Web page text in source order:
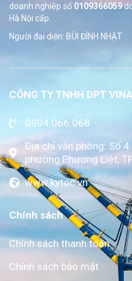
doanh nghiệp số 0109366059
Hà Nội cấp.
Người đại diện: BÙI ĐÌNH NHẬT
CÔNG TY TNHH DPT
0904.066.068
Địa chỉ văn phòng: Số
phường Phương Liệt,
www.kytoc.vn
Chính sách
Chính sách thanh toán
Chính sách bảo mật